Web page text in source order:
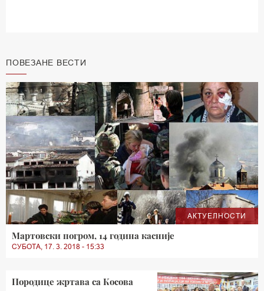
ПОВЕЗАНЕ ВЕСТИ
АКТУЕЛНОСТИ
Мартовски погром, 14 година касније
СУБОТА, 17. 3. 2018 - 15:33
Породице жртава са Косова